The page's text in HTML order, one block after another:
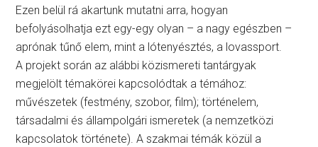
Ezen belül rá akartunk mutatni arra, hogyan
befolyásolhatja ezt egy-egy olyan – a nagy egészben –
aprónak tűnő elem, mint a lótenyésztés, a lovassport.
A projekt során az alábbi közismereti tantárgyak
megjelölt témakörei kapcsolódtak a témához:
művészetek (festmény, szobor, film); történelem,
társadalmi és állampolgári ismeretek (a nemzetközi
kapcsolatok története). A szakmai témák közül a